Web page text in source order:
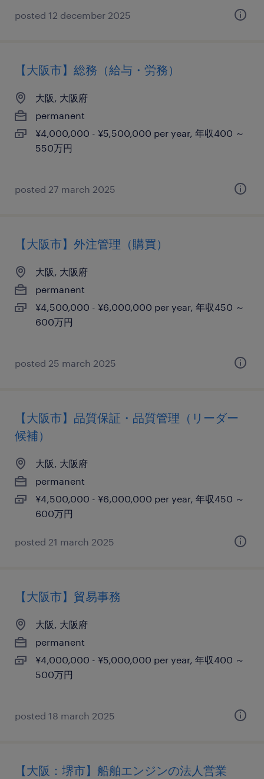
posted 12 december 2025
【大阪市】総務（給与・労務）
大阪, 大阪府
permanent
¥4,000,000 - ¥5,500,000 per year, 年収400 ～
550万円
posted 27 march 2025
【大阪市】外注管理（購買）
大阪, 大阪府
permanent
¥4,500,000 - ¥6,000,000 per year, 年収450 ～
600万円
posted 25 march 2025
【大阪市】品質保証・品質管理（リーダー
候補）
大阪, 大阪府
permanent
¥4,500,000 - ¥6,000,000 per year, 年収450 ～
600万円
posted 21 march 2025
【大阪市】貿易事務
大阪, 大阪府
permanent
¥4,000,000 - ¥5,000,000 per year, 年収400 ～
500万円
posted 18 march 2025
【大阪：堺市】船舶エンジンの法人営業